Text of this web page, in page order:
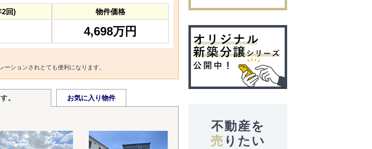
2回) 物件価格
4,698万円
ションされとても便利になります。
。 お気に入り物件
不動産を
売 りたい